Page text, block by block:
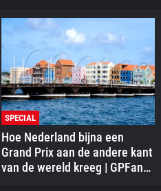
SPECIAL
Hoe Nederland bijna een
Grand Prix aan de andere kant
van de wereld kreeg | GPFans
Special